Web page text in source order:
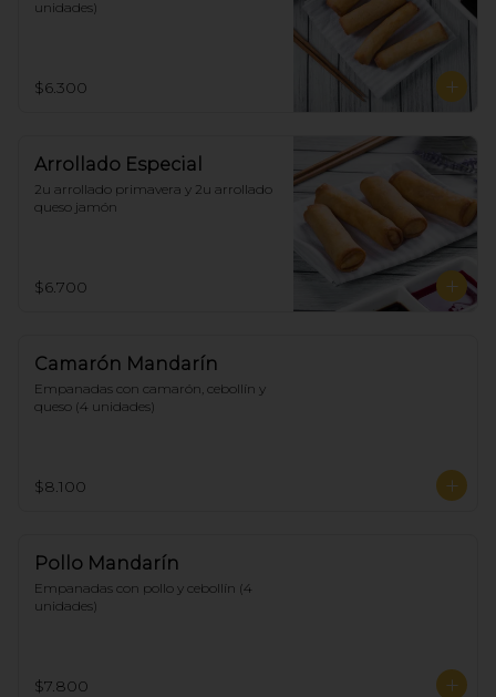
unidades)
$6.300
Arrollado Especial
2u arrollado primavera y 2u arrollado
queso jamón
$6.700
Camarón Mandarín
Empanadas con camarón, cebollín y
queso (4 unidades)
$8.100
Pollo Mandarín
Empanadas con pollo y cebollín (4
unidades)
$7.800